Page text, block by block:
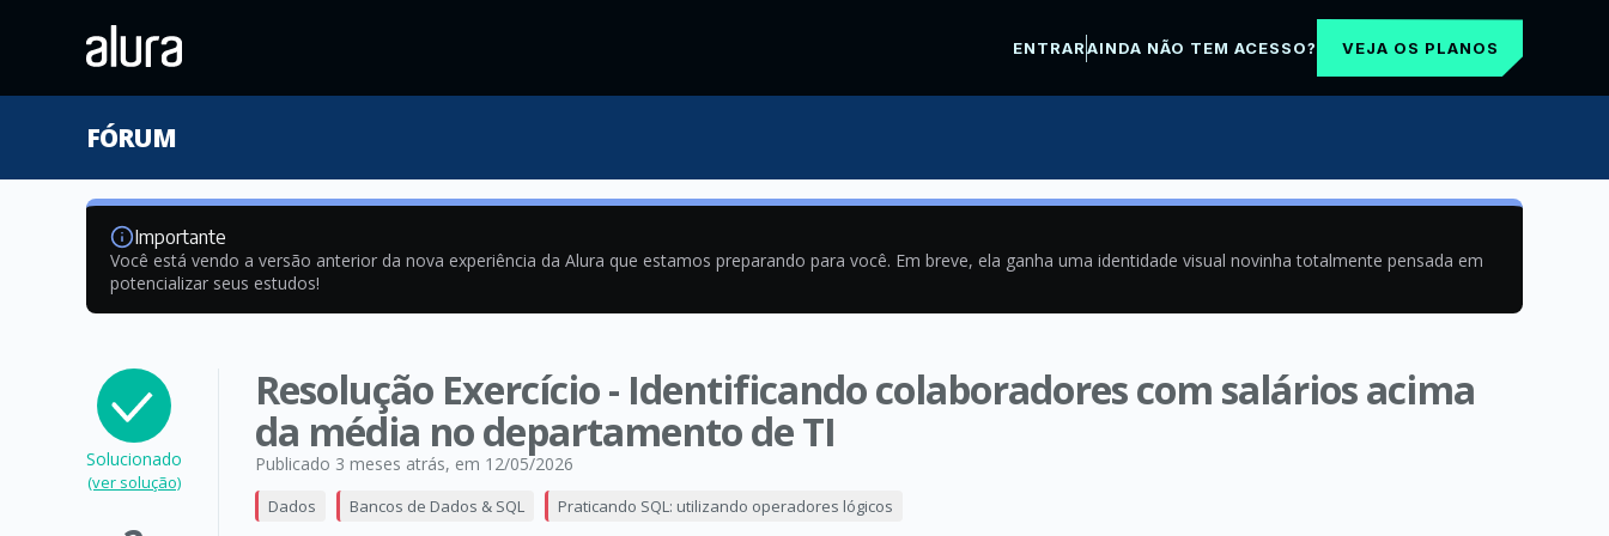
ENTRARAINDA NÃO TEM ACESSO? VEJA OS PLANOS
FÓRUM
Importante
Você está vendo a versão anterior da nova experiência da Alura que estamos preparando para você. Em breve, ela ganha uma identidade visual novinha totalmente pensada em
potencializar seus estudos!
Solucionado
(ver solução)
Resolução Exercício - Identificando colaboradores com salários acima
da média no departamento de TI
Publicado 3 meses atrás, em 12/05/2026
Dados Bancos de Dados & SQL Praticando SQL: utilizando operadores lógicos